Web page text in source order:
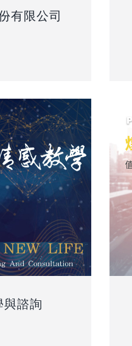
有限公司
與諮詢